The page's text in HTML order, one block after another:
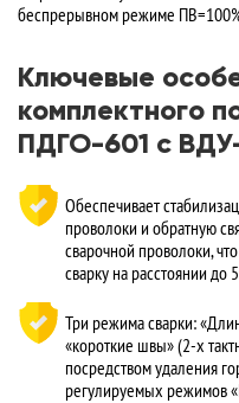
беспрерывном режиме
Ключевые
комплектного
ПДГО-601 с
Обеспечивает
проволоки и обратную
сварочной проволоки,
сварку на расстоянии до
Три режима сварки:
«короткие швы» (2-х
посредством удаления
регулируемых режимов